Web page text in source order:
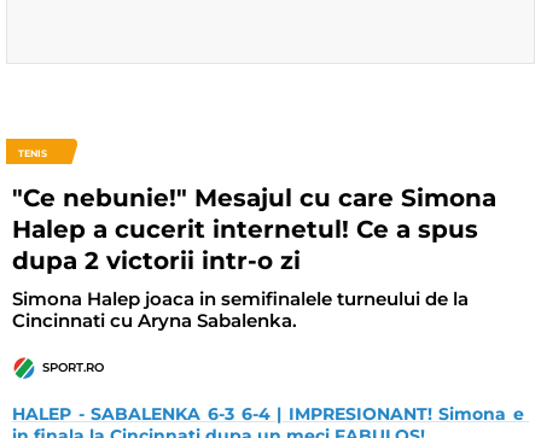
TENIS
"Ce nebunie!" Mesajul cu care Simona
Halep a cucerit internetul! Ce a spus
dupa 2 victorii intr-o zi
Simona Halep joaca in semifinalele turneului de la
Cincinnati cu Aryna Sabalenka.
SPORT.RO
HALEP - SABALENKA 6-3 6-4 | IMPRESIONANT! Simona e